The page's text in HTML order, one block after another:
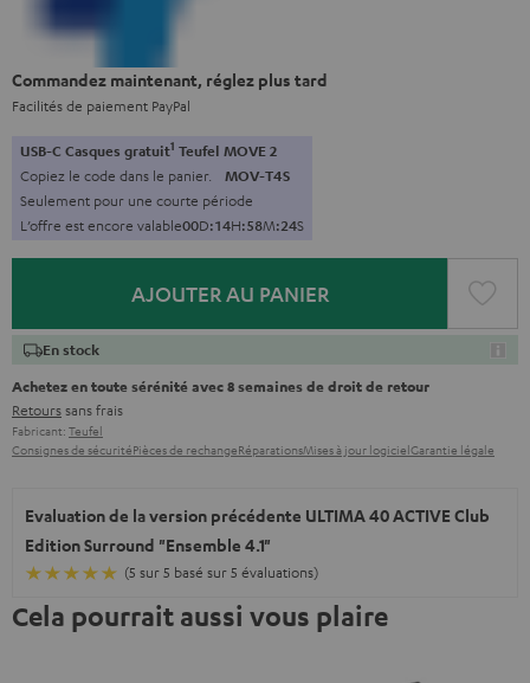
Commandez maintenant, réglez plus tard
Facilités de paiement PayPal
USB-C Casques gratuit1 Teufel MOVE 2
Copiez le code dans le panier. MOV-T4S
Seulement pour une courte période
L’offre est encore valable00D:14H:58M:23S
AJOUTER AU PANIER
En stock
Achetez en toute sérénité avec 8 semaines de droit de retour
Retourssans frais
Fabricant: Teufel
Consignes de sécuritéPièces de rechangeRéparationsMises à jour logicielGarantie légale
Evaluation de la version précédente ULTIMA 40 ACTIVE Club
Edition Surround "Ensemble 4.1"
(5 sur 5 basé sur 5 évaluations)
Cela pourrait aussi vous plaire